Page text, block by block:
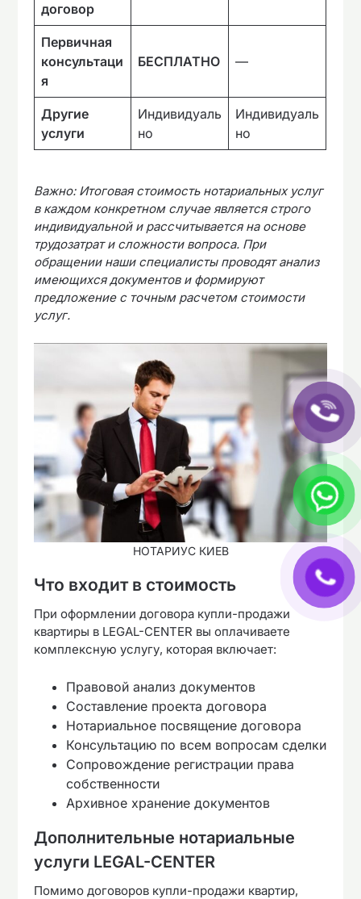
договор
Первичная
консультаци
я
БЕСПЛАТНО —
Другие
услуги
Индивидуаль
но
Индивидуаль
но
Важно: Итоговая стоимость нотариальных услуг
в каждом конкретном случае является строго
индивидуальной и рассчитывается на основе
трудозатрат и сложности вопроса. При
обращении наши специалисты проводят анализ
имеющихся документов и формируют
предложение с точным расчетом стоимости
услуг.
НОТАРИУС КИЕВ
Что входит в стоимость
При оформлении договора купли-продажи
квартиры в LEGAL-CENTER вы оплачиваете
комплексную услугу, которая включает:
Правовой анализ документов
Составление проекта договора
Нотариальное посвящение договора
Консультацию по всем вопросам сделки
Сопровождение регистрации права
собственности
Архивное хранение документов
Дополнительные нотариальные
услуги LEGAL-CENTER
Помимо договоров купли-продажи квартир,